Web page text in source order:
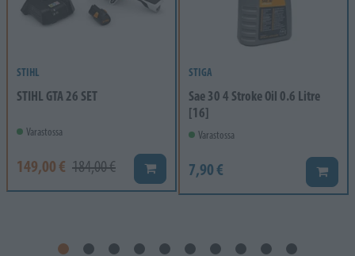
STIHL
STIHL GTA 26 SET
Varastossa
149,00 € 184,00 € Lisää koriin
STIGA
Sae 30 4 Stroke Oil 0.6 Litre
[16]
Varastossa
7,90 € Lisää